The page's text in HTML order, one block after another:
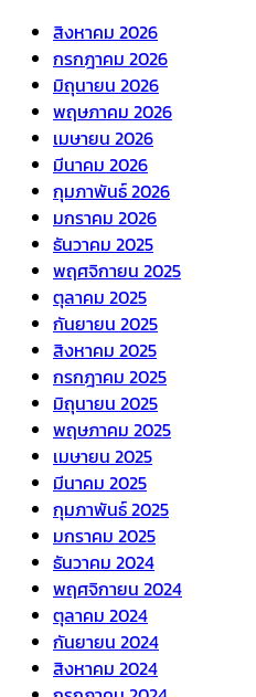
สิงหาคม 2026
กรกฎาคม 2026
มิถุนายน 2026
พฤษภาคม 2026
เมษายน 2026
มีนาคม 2026
กุมภาพันธ์ 2026
มกราคม 2026
ธันวาคม 2025
พฤศจิกายน 2025
ตุลาคม 2025
กันยายน 2025
สิงหาคม 2025
กรกฎาคม 2025
มิถุนายน 2025
พฤษภาคม 2025
เมษายน 2025
มีนาคม 2025
กุมภาพันธ์ 2025
มกราคม 2025
ธันวาคม 2024
พฤศจิกายน 2024
ตุลาคม 2024
กันยายน 2024
สิงหาคม 2024